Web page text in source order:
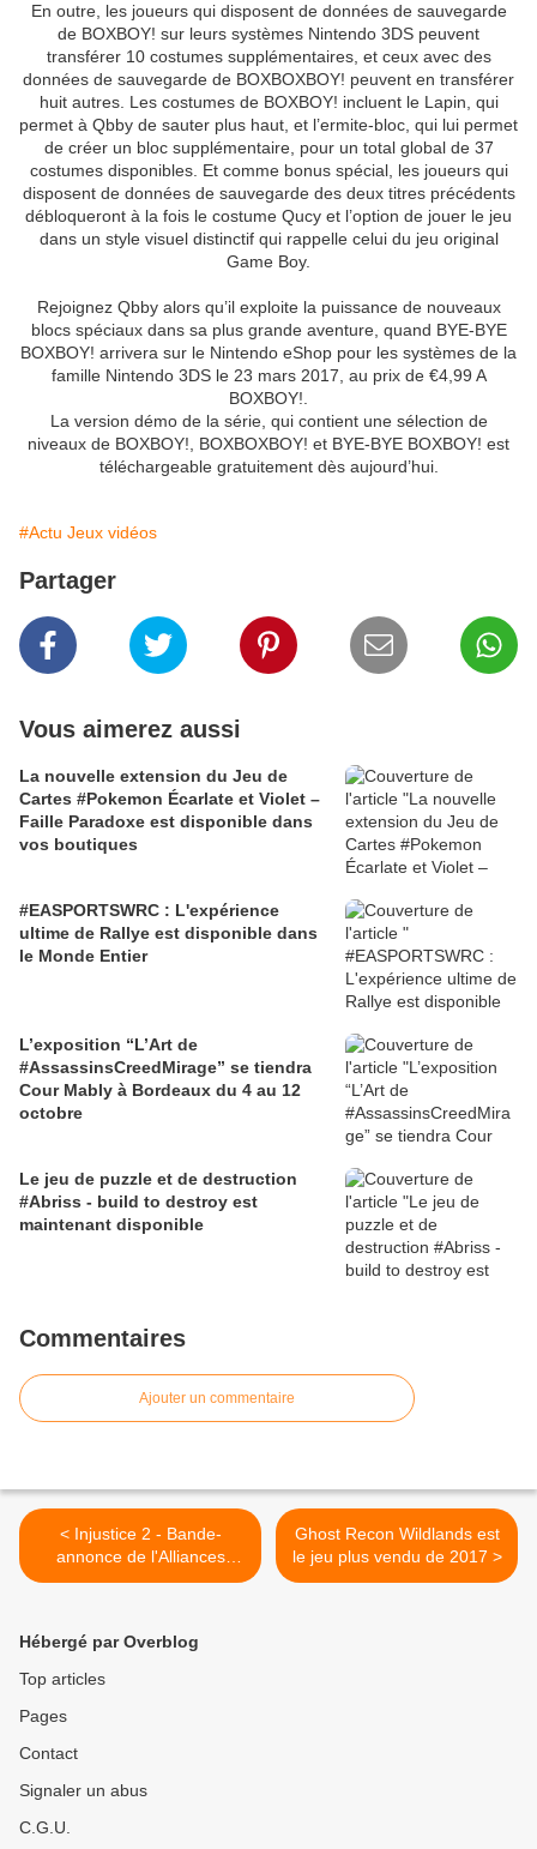
En outre, les joueurs qui disposent de données de sauvegarde
de BOXBOY! sur leurs systèmes Nintendo 3DS peuvent
transférer 10 costumes supplémentaires, et ceux avec des
données de sauvegarde de BOXBOXBOY! peuvent en transférer
huit autres. Les costumes de BOXBOY! incluent le Lapin, qui
permet à Qbby de sauter plus haut, et l’ermite-bloc, qui lui permet
de créer un bloc supplémentaire, pour un total global de 37
costumes disponibles. Et comme bonus spécial, les joueurs qui
disposent de données de sauvegarde des deux titres précédents
débloqueront à la fois le costume Qucy et l’option de jouer le jeu
dans un style visuel distinctif qui rappelle celui du jeu original
Game Boy.
Rejoignez Qbby alors qu’il exploite la puissance de nouveaux
blocs spéciaux dans sa plus grande aventure, quand BYE-BYE
BOXBOY! arrivera sur le Nintendo eShop pour les systèmes de la
famille Nintendo 3DS le 23 mars 2017, au prix de €4,99 A
BOXBOY!.
La version démo de la série, qui contient une sélection de
niveaux de BOXBOY!, BOXBOXBOY! et BYE-BYE BOXBOY! est
téléchargeable gratuitement dès aujourd’hui.
#Actu Jeux vidéos
Partager
Vous aimerez aussi
La nouvelle extension du Jeu de
Cartes #Pokemon Écarlate et Violet –
Faille Paradoxe est disponible dans
vos boutiques
#EASPORTSWRC : L'expérience
ultime de Rallye est disponible dans
le Monde Entier
L’exposition “L’Art de
#AssassinsCreedMirage” se tiendra
Cour Mably à Bordeaux du 4 au 12
octobre
Le jeu de puzzle et de destruction
#Abriss - build to destroy est
maintenant disponible
Commentaires
Ajouter un commentaire
< Injustice 2 - Bande-
annonce de l'Alliances
brisées : Partie 2 avec le
Ghost Recon Wildlands est
le jeu plus vendu de 2017 >
Hébergé par Overblog
Top articles
Pages
Contact
Signaler un abus
C.G.U.